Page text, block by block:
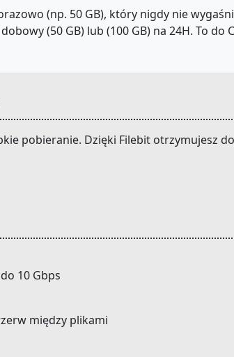
(np. 50 GB), który nigdy nie
(50 GB) lub (100 GB) na 24H. To do
pobieranie. Dzięki Filebit otrzymujesz
10 Gbps
między plikami